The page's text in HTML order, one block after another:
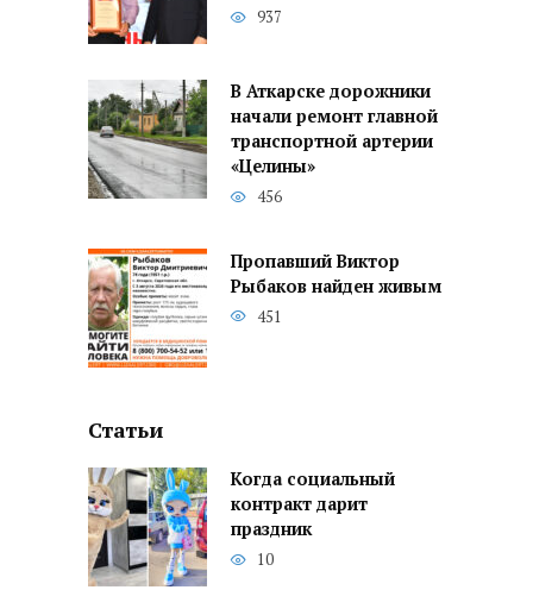
937
В Аткарске дорожники
начали ремонт главной
транспортной артерии
«Целины»
456
Пропавший Виктор
Рыбаков найден живым
451
Статьи
Когда социальный
контракт дарит
праздник
10